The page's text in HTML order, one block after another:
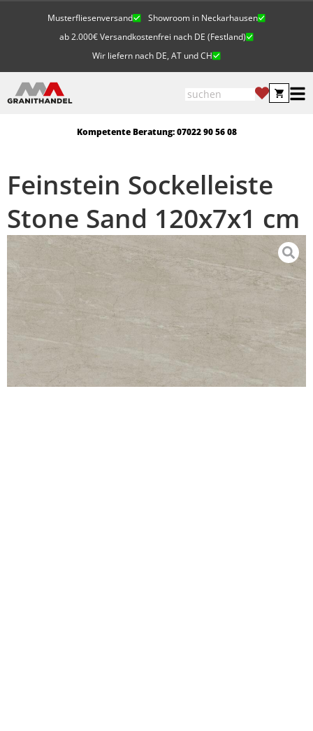
Musterfliesenversand
Showroom in Neckarhausen
ab 2.000€ Versandkostenfrei nach DE (Festland)
Wir liefern nach DE, AT und CH
Kompetente Beratung: 07022 90 56 08
Feinstein Sockelleiste
Stone Sand 120x7x1 cm